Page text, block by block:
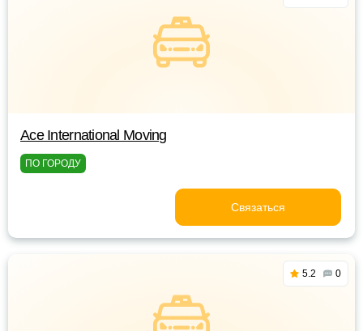
Ace International Moving
ПО ГОРОДУ
Связаться
5.2 0